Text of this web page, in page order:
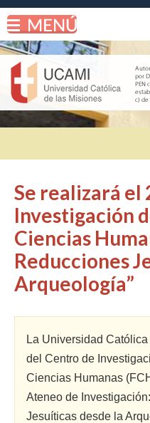
Se realizará el
Investigación
Ciencias
Reducciones
Arqueología”
La Universidad
del Centro de
Ciencias Humanas
Ateneo de
Jesuíticas desde la